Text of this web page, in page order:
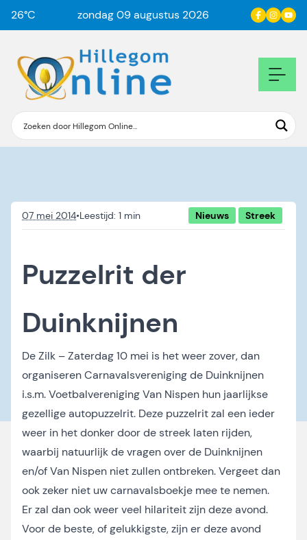
26°C zondag 09 augustus 2026
07 mei 2014• Nieuws Streek
Puzzelrit der
Duinknijnen
De Zilk – Zaterdag 10 mei is het weer zover, dan
organiseren Carnavalsvereniging de Duinknijnen
i.s.m. Voetbalvereniging Van Nispen hun jaarlijkse
gezellige autopuzzelrit. Deze puzzelrit zal een ieder
weer in het donker door de streek laten rijden,
waarbij natuurlijk de vragen over de Duinknijnen
en/of Van Nispen niet zullen ontbreken. Vergeet dan
ook zeker niet uw carnavalsboekje mee te nemen.
Er zal dan ook weer veel hilariteit zijn deze avond.
Voor de beste, of gelukkigste, zijn er deze avond